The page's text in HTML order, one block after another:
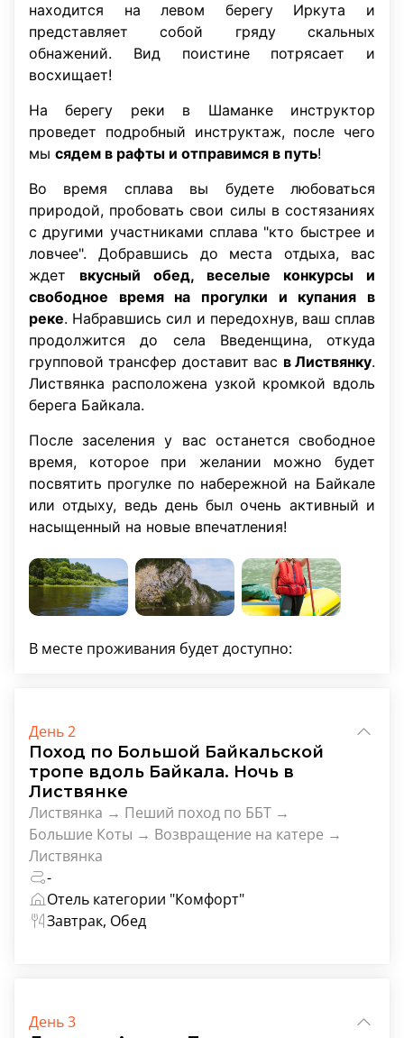
находится на левом берегу Иркута и
представляет собой гряду скальных
обнажений. Вид поистине потрясает и
восхищает!
На берегу реки в Шаманке инструктор
проведет подробный инструктаж, после чего
мы сядем в рафты и отправимся в путь!
Во время сплава вы будете любоваться
природой, пробовать свои силы в состязаниях
с другими участниками сплава "кто быстрее и
ловчее". Добравшись до места отдыха, вас
ждет вкусный обед, веселые конкурсы и
свободное время на прогулки и купания в
реке. Набравшись сил и передохнув, ваш сплав
продолжится до села Введенщина, откуда
групповой трансфер доставит вас в Листвянку.
Листвянка расположена узкой кромкой вдоль
берега Байкала.
После заселения у вас останется свободное
время, которое при желании можно будет
посвятить прогулке по набережной на Байкале
или отдыху, ведь день был очень активный и
насыщенный на новые впечатления!
В месте проживания будет доступно:
День 2
Поход по Большой Байкальской
тропе вдоль Байкала. Ночь в
Листвянке
Листвянка → Пеший поход по ББТ →
Большие Коты → Возвращение на катере →
Листвянка
-
Отель категории "Комфорт"
Завтрак, Обед
День 3